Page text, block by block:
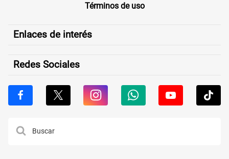
Términos de uso
Enlaces de interés
Redes Sociales